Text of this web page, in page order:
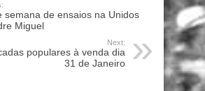
semana de ensaios na Unidos
Miguel
Next:
populares à venda dia
31 de Janeiro